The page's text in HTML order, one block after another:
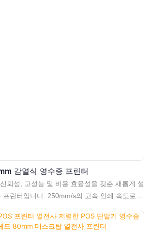
감열식 영수증 프린터
뢰성, 고성능 및 비용 효율성을 갖춘 새롭게 설
프린터입니다. 250mm/s의 고속 인쇄 속도로